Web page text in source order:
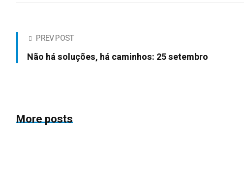
PREV POST
Não há soluções, há caminhos: 25 setembro
More posts